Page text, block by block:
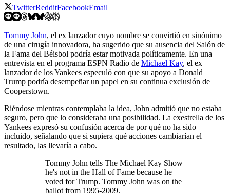
TwitterRedditFacebookEmail
Tommy John, el ex lanzador cuyo nombre se convirtió en sinónimo
de una cirugía innovadora, ha sugerido que su ausencia del Salón de
la Fama del Béisbol podría estar motivada políticamente. En una
entrevista en el programa ESPN Radio de Michael Kay, el ex
lanzador de los Yankees especuló con que su apoyo a Donald
Trump podría desempeñar un papel en su continua exclusión de
Cooperstown.
Riéndose mientras contemplaba la idea, John admitió que no estaba
seguro, pero que lo consideraba una posibilidad. La exestrella de los
Yankees expresó su confusión acerca de por qué no ha sido
incluido, señalando que si supiera qué acciones cambiarían el
resultado, las llevaría a cabo.
Tommy John tells The Michael Kay Show
he's not in the Hall of Fame because he
voted for Trump. Tommy John was on the
ballot from 1995-2009.